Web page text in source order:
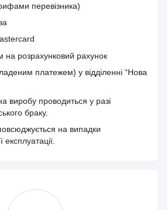
перевізника)
на розрахунковий рахунок
платежем) у відділенні “Нова
виробу проводиться у разі
браку.
на випадки
експлуатації.